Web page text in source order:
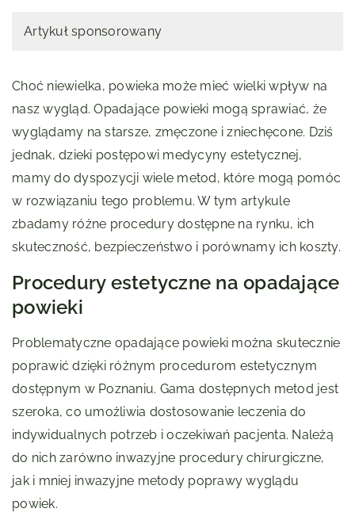
Artykuł sponsorowany
Choć niewielka, powieka może mieć wielki wpływ na
nasz wygląd. Opadające powieki mogą sprawiać, że
wyglądamy na starsze, zmęczone i zniechęcone. Dziś
jednak, dzieki postępowi medycyny estetycznej,
mamy do dyspozycji wiele metod, które mogą pomóc
w rozwiązaniu tego problemu. W tym artykule
zbadamy różne procedury dostępne na rynku, ich
skuteczność, bezpieczeństwo i porównamy ich koszty.
Procedury estetyczne na opadające
powieki
Problematyczne opadające powieki można skutecznie
poprawić dzięki różnym procedurom estetycznym
dostępnym w Poznaniu. Gama dostępnych metod jest
szeroka, co umożliwia dostosowanie leczenia do
indywidualnych potrzeb i oczekiwań pacjenta. Należą
do nich zarówno inwazyjne procedury chirurgiczne,
jak i mniej inwazyjne metody poprawy wyglądu
powiek.